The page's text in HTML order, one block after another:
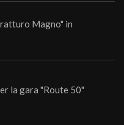
Magno" in
la gara "Route 50"